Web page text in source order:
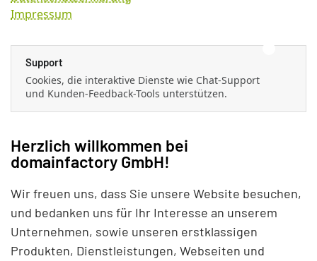
Impressum
Support
Cookies, die interaktive Dienste wie Chat-Support
und Kunden-Feedback-Tools unterstützen.
Herzlich willkommen bei
domainfactory GmbH!
Wir freuen uns, dass Sie unsere Website besuchen,
und bedanken uns für Ihr Interesse an unserem
Unternehmen, sowie unseren erstklassigen
Produkten, Dienstleistungen, Webseiten und